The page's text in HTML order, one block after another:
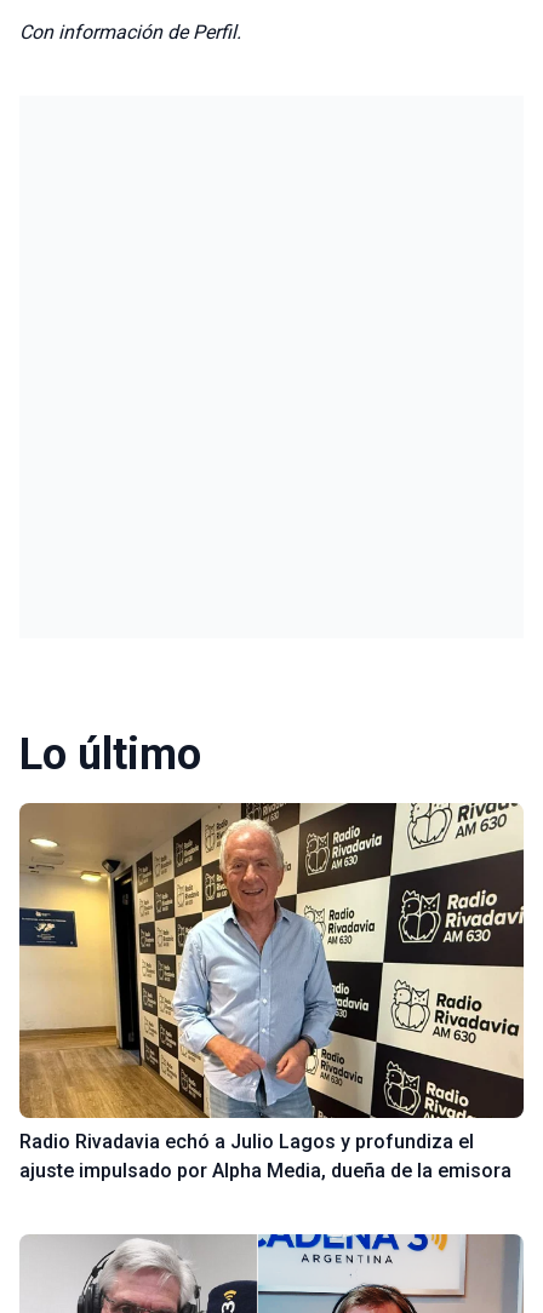
Con información de Perfil.
Lo último
Radio Rivadavia echó a Julio Lagos y profundiza el
ajuste impulsado por Alpha Media, dueña de la emisora